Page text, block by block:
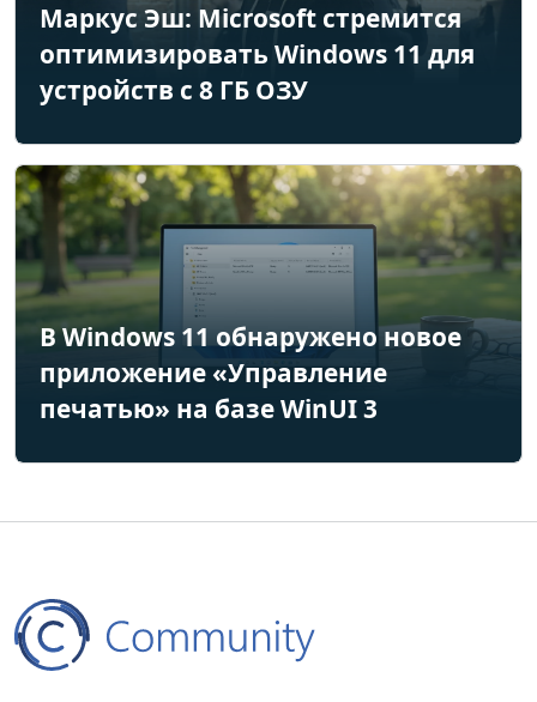
Маркус Эш: Microsoft стремится
оптимизировать Windows 11 для
устройств с 8 ГБ ОЗУ
В Windows 11 обнаружено новое
приложение «Управление
печатью» на базе WinUI 3